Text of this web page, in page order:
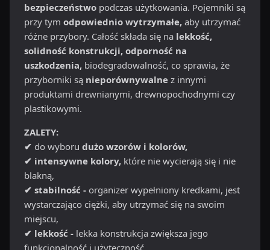
bezpieczeństwo podczas użytkowania. Pojemniki są
przy tym odpowiednio wytrzymałe, aby utrzymać
różne przybory. Całość składa się na lekkość,
solidność konstrukcji, odporność na
uszkodzenia, biodegradowalność, co sprawia, że
przyborniki są nieporównywalne z innymi
produktami drewnianymi, drewnopochodnymi czy
plastikowymi.
ZALETY:
✔ do wyboru dużo wzorów i kolorów,
✔ intensywne kolory, które nie wycierają się i nie
blakną,
✔ stabilność - organizer wypełniony kredkami, jest
wystarczająco ciężki, aby utrzymać się na swoim
miejscu,
✔ lekkość - lekka konstrukcja zwiększa jego